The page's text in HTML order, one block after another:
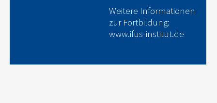
Weitere Informationen
zur Fortbildung:
www.ifus-institut.de